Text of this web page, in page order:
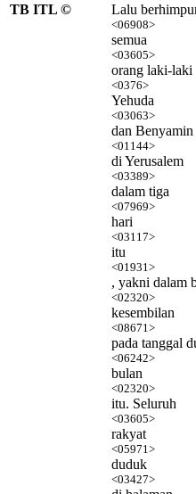
TB ITL © Lalu
<06908>
semua
<03605>
orang laki-laki
<0376>
Yehuda
<03063>
dan Benyamin
<01144>
di Yerusalem
<03389>
dalam tiga
<07969>
hari
<03117>
itu
<01931>
, yakni dalam
<02320>
kesembilan
<08671>
pada tanggal
<06242>
bulan
<02320>
itu. Seluruh
<03605>
rakyat
<05971>
duduk
<03427>